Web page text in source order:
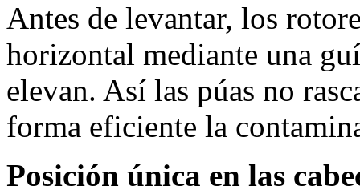
Antes de levantar, los
horizontal mediante una
elevan. Así las púas no
forma eficiente la
Posición única en las